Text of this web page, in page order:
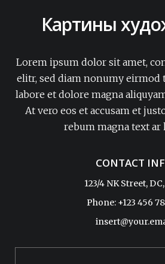
Картины
Lorem ipsum dolor sit amet,
elitr, sed diam nonumy
labore et dolore magna
At vero eos et accusam et
rebum magna text ar
CONTACT
123/4 NK Street,
Phone: +123 456